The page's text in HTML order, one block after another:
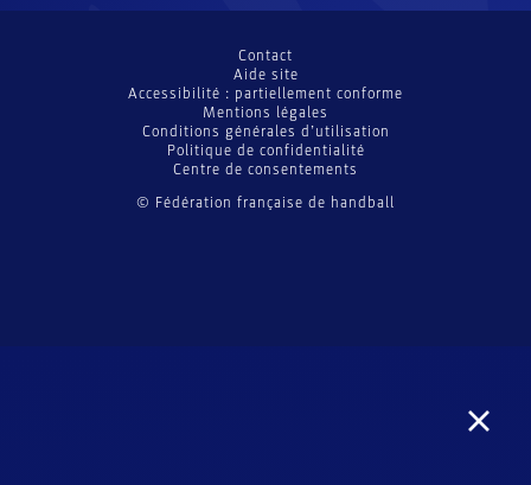
© Fédération française de handball
Contact
Aide site
Accessibilité : partiellement conforme
Mentions légales
Conditions générales d’utilisation
Politique de confidentialité
Centre de consentements